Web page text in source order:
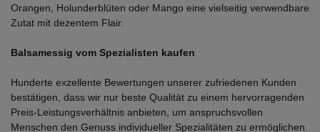
Orangen, Holunderblüten oder Mango eine vielseitig verwendbare
Zutat mit dezentem Flair.
Balsamessig vom Spezialisten kaufen
Hunderte exzellente Bewertungen unserer zufriedenen Kunden
bestätigen, dass wir nur beste Qualität zu einem hervorragenden
Preis-Leistungsverhältnis anbieten, um anspruchsvollen
Menschen den Genuss individueller Spezialitäten zu ermöglichen.